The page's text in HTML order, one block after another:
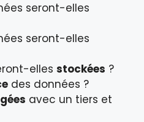
seront-elles
seront-elles
elles stockées ?
des données ?
avec un tiers et